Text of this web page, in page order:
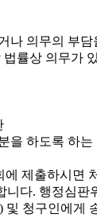
의무의 부
률상 의무가
을 하도록 하는